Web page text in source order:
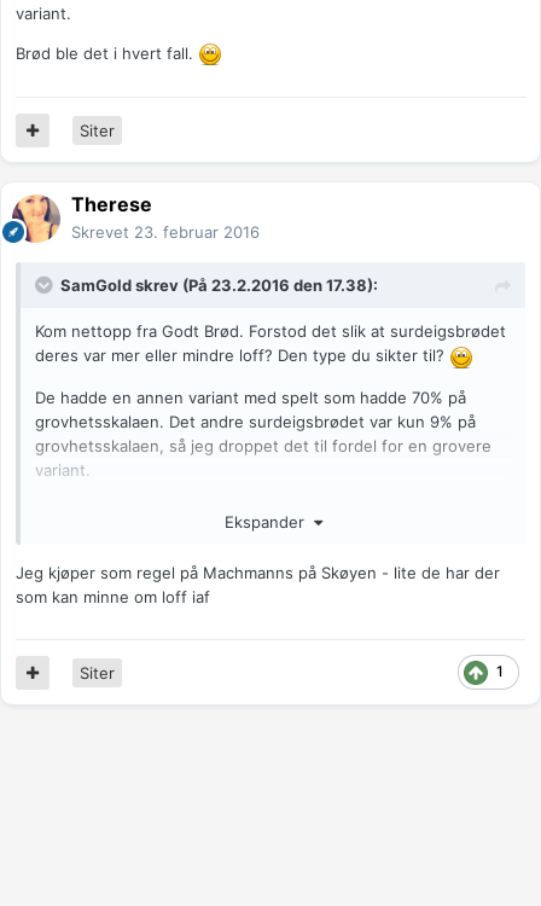
variant.
Brød ble det i hvert fall.
Siter
Therese
Skrevet 23. februar 2016
SamGoldskrev (På 23.2.2016 den 17.38):
Kom nettopp fra Godt Brød. Forstod det slik at surdeigsbrødet
deres var mer eller mindre loff? Den type du sikter til?
De hadde en annen variant med spelt som hadde 70% på
grovhetsskalaen. Det andre surdeigsbrødet var kun 9% på
grovhetsskalaen, så jeg droppet det til fordel for en grovere
variant.
Ekspander
Jeg kjøper som regel på Machmanns på Skøyen - lite de har der
som kan minne om loff iaf
1
Siter